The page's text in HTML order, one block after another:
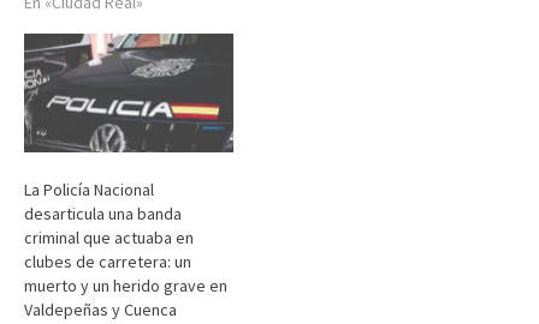
La Policía Nacional
desarticula una banda
criminal que actuaba en
clubes de carretera: un
muerto y un herido grave en
Valdepeñas y Cuenca